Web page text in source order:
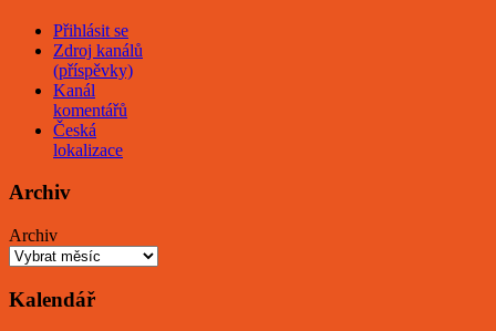
Přihlásit se
Zdroj kanálů
(příspěvky)
Kanál
komentářů
Česká
lokalizace
Archiv
Archiv
Kalendář